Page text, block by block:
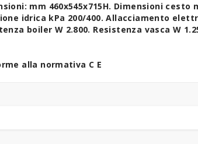
mm 460x545x715H. Dimensioni
idrica kPa 200/400. Allacciamento
boiler W 2.800. Resistenza vasca W
alla normativa C E